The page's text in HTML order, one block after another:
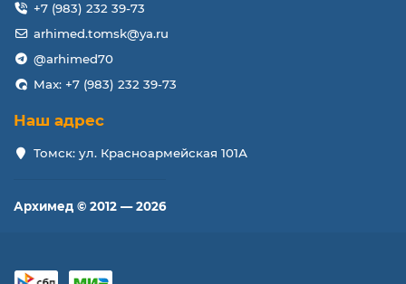
+7 (983) 232 39-73
arhimed.tomsk@ya.ru
@arhimed70
Max: +7 (983) 232 39-73
Наш адрес
Томск: ул. Красноармейская 101А
Архимед © 2012 — 2026